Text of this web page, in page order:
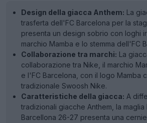
Design della giacca Anthem: La
trasferta dell'FC Barcelona per la
presenta un design sobrio con loghi
marchio Mamba e lo stemma dell'FC
Collaborazione tra marchi: La
collaborazione tra Nike, il marchio
e l'FC Barcelona, con il logo Mamba
tradizionale Swoosh Nike.
Caratteristiche della giacca: A
tradizionali giacche Anthem, la maglia
Barcellona 26-27 presenta una